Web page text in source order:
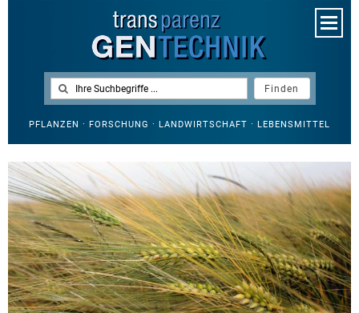
PFLANZEN · FORSCHUNG · LANDWIRTSCHAFT · LEBENSMITTEL